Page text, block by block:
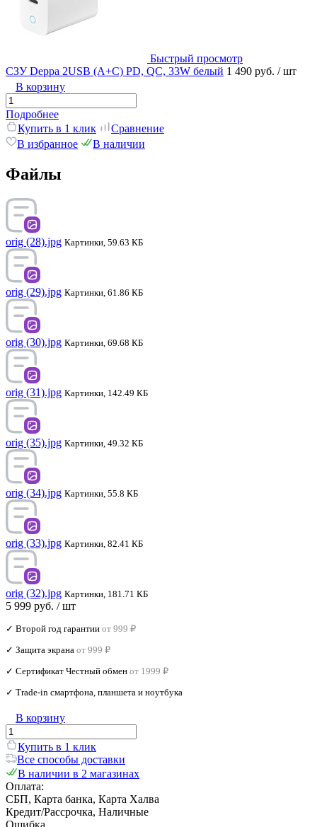
Быстрый просмотр
СЗУ Deppa 2USB (A+C) PD, QC, 33W белый 1 490 руб. / шт
В корзину
Подробнее
Купить в 1 клик
Сравнение
В избранное
В наличии
Файлы
orig (28).jpg Картинки, 59.63 КБ
orig (29).jpg Картинки, 61.86 КБ
orig (30).jpg Картинки, 69.68 КБ
orig (31).jpg Картинки, 142.49 КБ
orig (35).jpg Картинки, 49.32 КБ
orig (34).jpg Картинки, 55.8 КБ
orig (33).jpg Картинки, 82.41 КБ
orig (32).jpg Картинки, 181.71 КБ
5 999 руб. / шт
✓ Второй год гарантии от 999 ₽
✓ Защита экрана от 999 ₽
✓ Сертификат Честный обмен от 1999 ₽
✓ Trade‑in смартфона, планшета и ноутбука
В корзину
Купить в 1 клик
Все способы доставки
В наличии в 2 магазинах
Оплата:
СБП, Карта банка, Карта Халва
Кредит/Рассрочка, Наличные
Ошибка